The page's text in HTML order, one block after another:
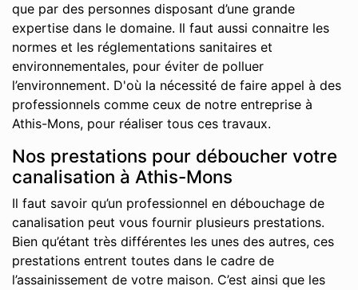
que par des personnes disposant d’une grande
expertise dans le domaine. Il faut aussi connaitre les
normes et les réglementations sanitaires et
environnementales, pour éviter de polluer
l’environnement. D'où la nécessité de faire appel à des
professionnels comme ceux de notre entreprise à
Athis-Mons, pour réaliser tous ces travaux.
Nos prestations pour déboucher votre
canalisation à Athis-Mons
Il faut savoir qu’un professionnel en débouchage de
canalisation peut vous fournir plusieurs prestations.
Bien qu’étant très différentes les unes des autres, ces
prestations entrent toutes dans le cadre de
l’assainissement de votre maison. C’est ainsi que les